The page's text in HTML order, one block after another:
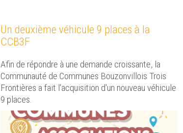
Un deuxième véhicule 9 places à la
CCB3F
Afin de répondre à une demande croissante, la
Communauté de Communes Bouzonvillois Trois
Frontières a fait l'acquisition d'un nouveau véhicule
9 places.